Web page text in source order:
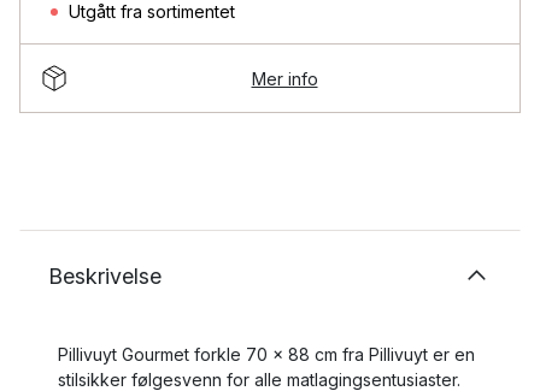
Utgått fra sortimentet
Mer info
Beskrivelse
Pillivuyt Gourmet forkle 70 x 88 cm fra Pillivuyt er en
stilsikker følgesvenn for alle matlagingsentusiaster.